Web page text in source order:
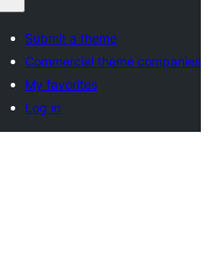
Submit a theme
Commercial theme companies
My favorites
Log in